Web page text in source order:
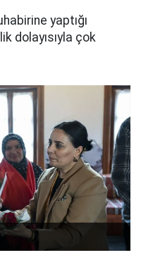
yaptığı
dolayısıyla çok